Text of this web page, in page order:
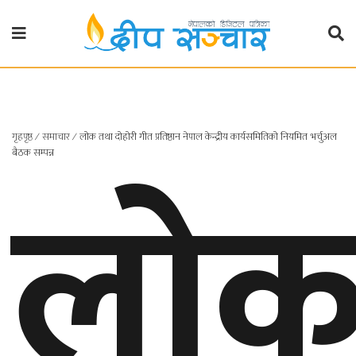
गृहपृष्ठ
प्रदेश
खबर
प्रदेश
बाग्मती
प्रदेश
गृहपृष्ठ∕समाचार∕लोक तथा दोहोरी गीत प्रतिष्ठान नेपाल केन्द्रीय कार्यसमितिको नियमित भर्चुअल
बैठक सम्पन्न